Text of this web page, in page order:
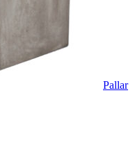
Pallar